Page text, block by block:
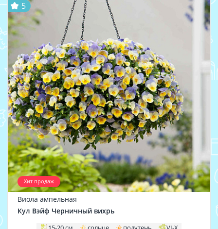
Хит продаж
5
Виола ампельная
Кул Вэйф Черничный вихрь